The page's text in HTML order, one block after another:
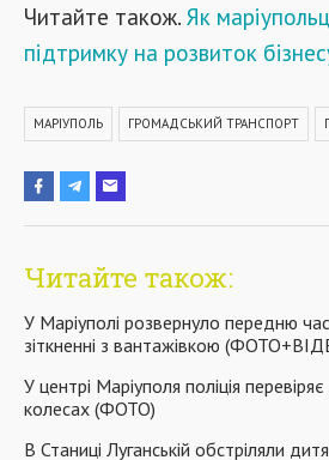
Читайте також. Як
підтримку на розвиток
МАРІУПОЛЬ ГРОМАДСЬКИЙ ТРАНСПОРТ
Читайте також:
У Маріуполі розвернуло передню
зіткненні з вантажівкою
У центрі Маріуполя поліція перевіряє
колесах (ФОТО)
В Станиці Луганській обстріляли